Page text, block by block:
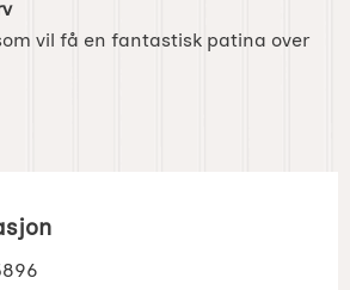
vil få en fantastisk patina over